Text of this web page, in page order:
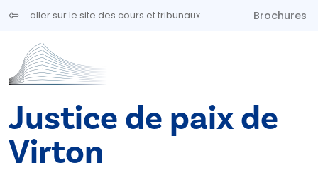
Aller au contenu principal
aller sur le site des cours et tribunaux Brochures
Justice de paix de
Virton